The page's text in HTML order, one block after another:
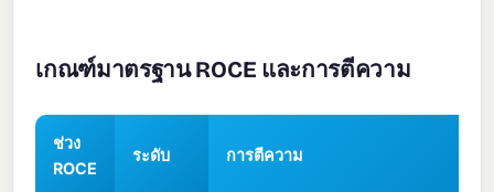
เกณฑ์มาตรฐาน ROCE และการตีความ
ช่วง
ROCE
ระดับ การตีความ